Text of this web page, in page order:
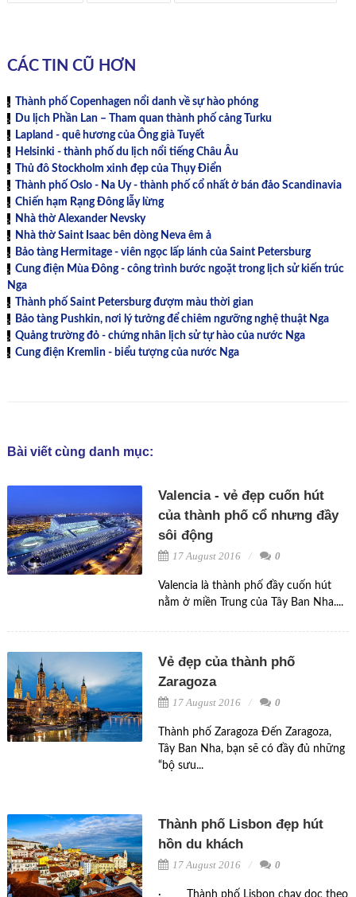
CÁC TIN CŨ HƠN
Thành phố Copenhagen nổi danh về sự hào phóng
Du lịch Phần Lan – Tham quan thành phố cảng Turku
Lapland - quê hương của Ông già Tuyết
Helsinki - thành phố du lịch nổi tiếng Châu Âu
Thủ đô Stockholm xinh đẹp của Thụy Điển
Thành phố Oslo - Na Uy - thành phố cổ nhất ở bán đảo Scandinavia
Chiến hạm Rạng Đông lẫy lừng
Nhà thờ Alexander Nevsky
Nhà thờ Saint Isaac bên dòng Neva êm ả
Bảo tàng Hermitage - viên ngọc lấp lánh của Saint Petersburg
Cung điện Mùa Đông - công trình bước ngoặt trong lịch sử kiến trúc
Nga
Thành phố Saint Petersburg đượm màu thời gian
Bảo tàng Pushkin, nơi lý tưởng để chiêm ngưỡng nghệ thuật Nga
Quảng trường đỏ - chứng nhân lịch sử tự hào của nước Nga
Cung điện Kremlin - biểu tượng của nước Nga
Bài viết cùng danh mục:
Valencia - vẻ đẹp cuốn hút
của thành phố cổ nhưng đầy
sôi động
17 August 2016 0
Valencia là thành phố đầy cuốn hút
nằm ở miền Trung của Tây Ban Nha....
Vẻ đẹp của thành phố
Zaragoza
17 August 2016 0
Thành phố Zaragoza Đến Zaragoza,
Tây Ban Nha, bạn sẽ có đầy đủ những
“bộ sưu...
Thành phố Lisbon đẹp hút
hồn du khách
17 August 2016 0
· Thành phố Lisbon chạy dọc theo